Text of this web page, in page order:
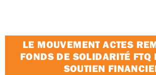
LE MOUVEMENT ACTES
FONDS DE SOLIDARITÉ FTQ
SOUTIEN